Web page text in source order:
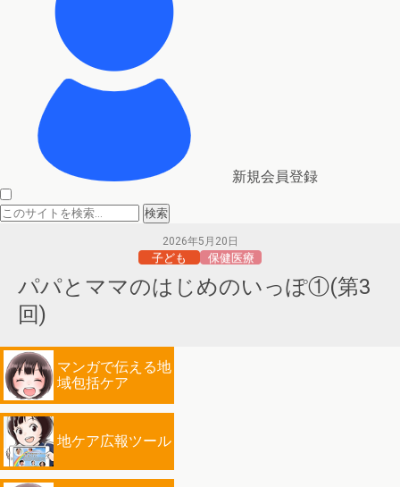
新規会員登録
2026年5月20日
子ども 保健医療
パパとママのはじめのいっぽ①(第3
回)
マンガで伝える地
域包括ケア
地ケア広報ツール